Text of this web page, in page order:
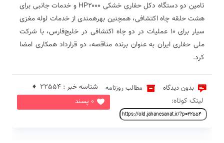
تامین دو دستگاه دکل حفاری خشکی HP۲۰۰۰ و خدمات جانبی برای
هشت حلقه چاه اکتشافی، همچنین بهره‎مندی از خدمات لوله مغزی
سیار برای ١٠ عملیات در دو چاه اکتشافی در خلیج‌فارس، با شرکت
ملی حفاری ایران به عنوان برنده مناقصه، دو قرارداد همکاری امضا
کرد.
بدون دیدگاه مطالب روزنامه
0 پسند
شناسه خبر : 22554 ♦
لینک کوتاه: